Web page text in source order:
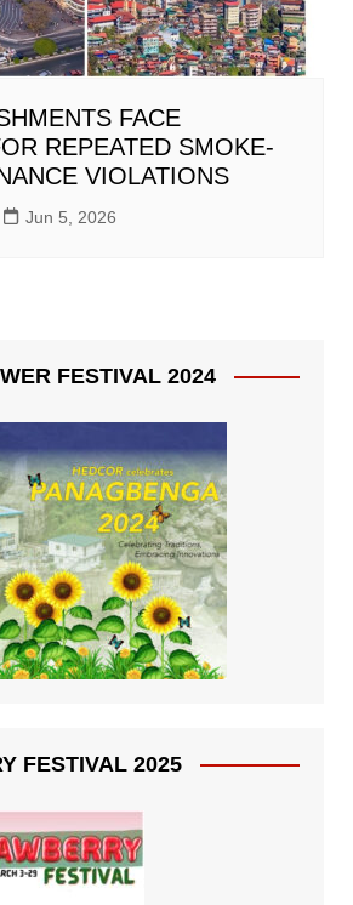
FACE
REPEATED SMOKE-
VIOLATIONS
Jun 5, 2026
FESTIVAL 2024
FESTIVAL 2025